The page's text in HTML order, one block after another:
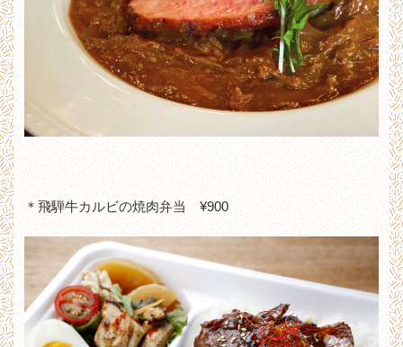
＊飛騨牛カルビの焼肉弁当 ¥900